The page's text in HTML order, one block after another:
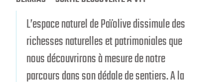
L’espace naturel de Païolive dissimule des
richesses naturelles et patrimoniales que
nous découvrirons à mesure de notre
parcours dans son dédale de sentiers. A la